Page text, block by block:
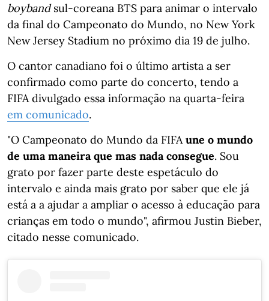
boybandsul-coreana BTS para animar o intervalo
da final do Campeonato do Mundo, no New York
New Jersey Stadium no próximo dia 19 de julho.
O cantor canadiano foi o último artista a ser
confirmado como parte do concerto, tendo a
FIFA divulgado essa informação na quarta-feira
em comunicado.
"O Campeonato do Mundo da FIFA une o mundo
de uma maneira que mas nada consegue. Sou
grato por fazer parte deste espetáculo do
intervalo e ainda mais grato por saber que ele já
está a a ajudar a ampliar o acesso à educação para
crianças em todo o mundo", afirmou Justin Bieber,
citado nesse comunicado.